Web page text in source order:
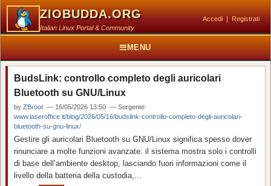
ZIOBUDDA.ORG
Italian Linux Portal & Community
Accedi | Registrati
MENU
BudsLink: controllo completo degli auricolari
Bluetooth su GNU/Linux
by ZBroot — 16/05/2026 13:50 — Sorgente:
www.laseroffice.it/blog/2026/05/16/budslink-controllo-completo-degli-auricolari-
bluetooth-su-gnu-linux/
Gestire gli auricolari Bluetooth su GNU/Linux significa spesso dover
rinunciare a molte funzioni avanzate: il sistema mostra solo i controlli
di base dell’ambiente desktop, lasciando fuori informazioni come il
livello della batteria della custodia,...